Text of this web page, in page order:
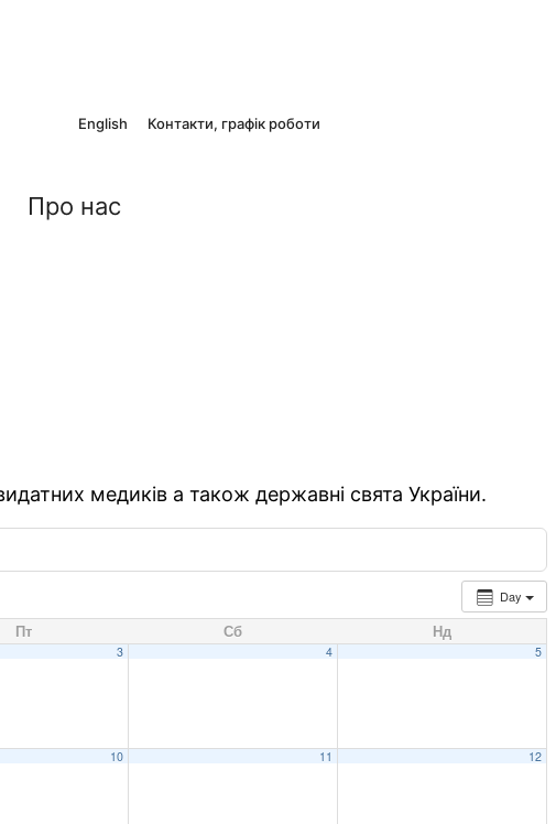
English Контакти, графік роботи
Про нас
медиків а також державні свята України.
Day
Пт Сб Нд
3 4 5
10 11 12